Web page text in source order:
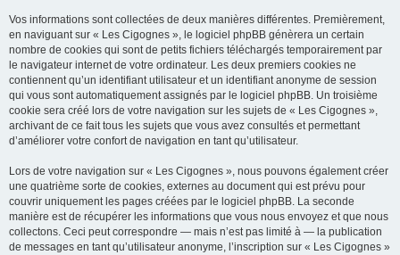
Vos informations sont collectées de deux manières différentes. Premièrement,
en naviguant sur « Les Cigognes », le logiciel phpBB génèrera un certain
nombre de cookies qui sont de petits fichiers téléchargés temporairement par
le navigateur internet de votre ordinateur. Les deux premiers cookies ne
contiennent qu’un identifiant utilisateur et un identifiant anonyme de session
qui vous sont automatiquement assignés par le logiciel phpBB. Un troisième
cookie sera créé lors de votre navigation sur les sujets de « Les Cigognes »,
archivant de ce fait tous les sujets que vous avez consultés et permettant
d’améliorer votre confort de navigation en tant qu’utilisateur.
Lors de votre navigation sur « Les Cigognes », nous pouvons également créer
une quatrième sorte de cookies, externes au document qui est prévu pour
couvrir uniquement les pages créées par le logiciel phpBB. La seconde
manière est de récupérer les informations que vous nous envoyez et que nous
collectons. Ceci peut correspondre — mais n’est pas limité à — la publication
de messages en tant qu’utilisateur anonyme, l’inscription sur « Les Cigognes »